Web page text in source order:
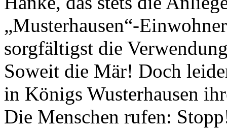
„Musterhausen“-
sorgfältigst die
Soweit die Mär! Doch
in Königs Wusterhausen
Die Menschen rufen: